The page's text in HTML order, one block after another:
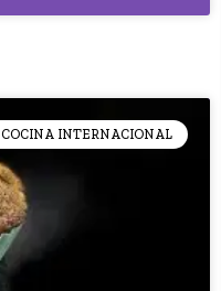
COCINA INTERNACIONAL